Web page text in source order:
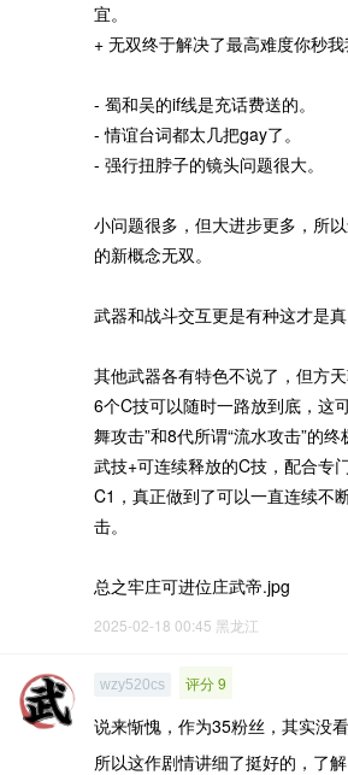
宜。
+ 无双终于解决了最高难度你秒我
- 蜀和吴的if线是充话费送的。
- 情谊台词都太几把gay了。
- 强行扭脖子的镜头问题很大。
小问题很多，但大进步更多，所
的新概念无双。
武器和战斗交互更是有种这才是真
其他武器各有特色不说了，但方
6个C技可以随时一路放到底，这
舞攻击”和8代所谓“流水攻击”的终
武技+可连续释放的C技，配合专
C1，真正做到了可以一直连续不
击。
总之牢庄可进位庄武帝.jpg
2025-02-18 00:45 黑龙江
wzy520cs 评分 9
说来惭愧，作为35粉丝，其实没
所以这作剧情讲细了挺好的，了